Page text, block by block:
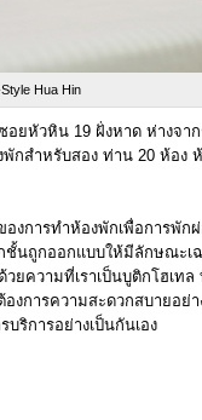
Style Hua Hin
อยหัวหิน 19 ฝั่งหาด ห่างจ
กสำหรับสอง ท่าน 20 ห้อง
องการทำห้องพักเพื่อการพั
นถูกออกแบบให้มีลักษณะเ
ยความที่เราเป็นบูติกโฮเ
งการความสะดวกสบายอย่
ริการอย่างเป็นกันเอง